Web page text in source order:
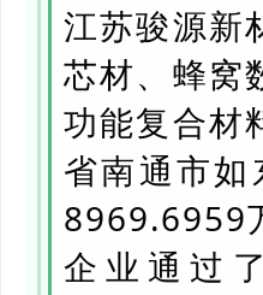
江苏骏源新
芯材、蜂窝
功能复合材
省南通市
8969.6959
企业通过